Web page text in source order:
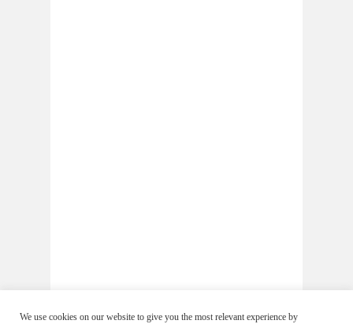
We use cookies on our website to give you the most relevant experience by